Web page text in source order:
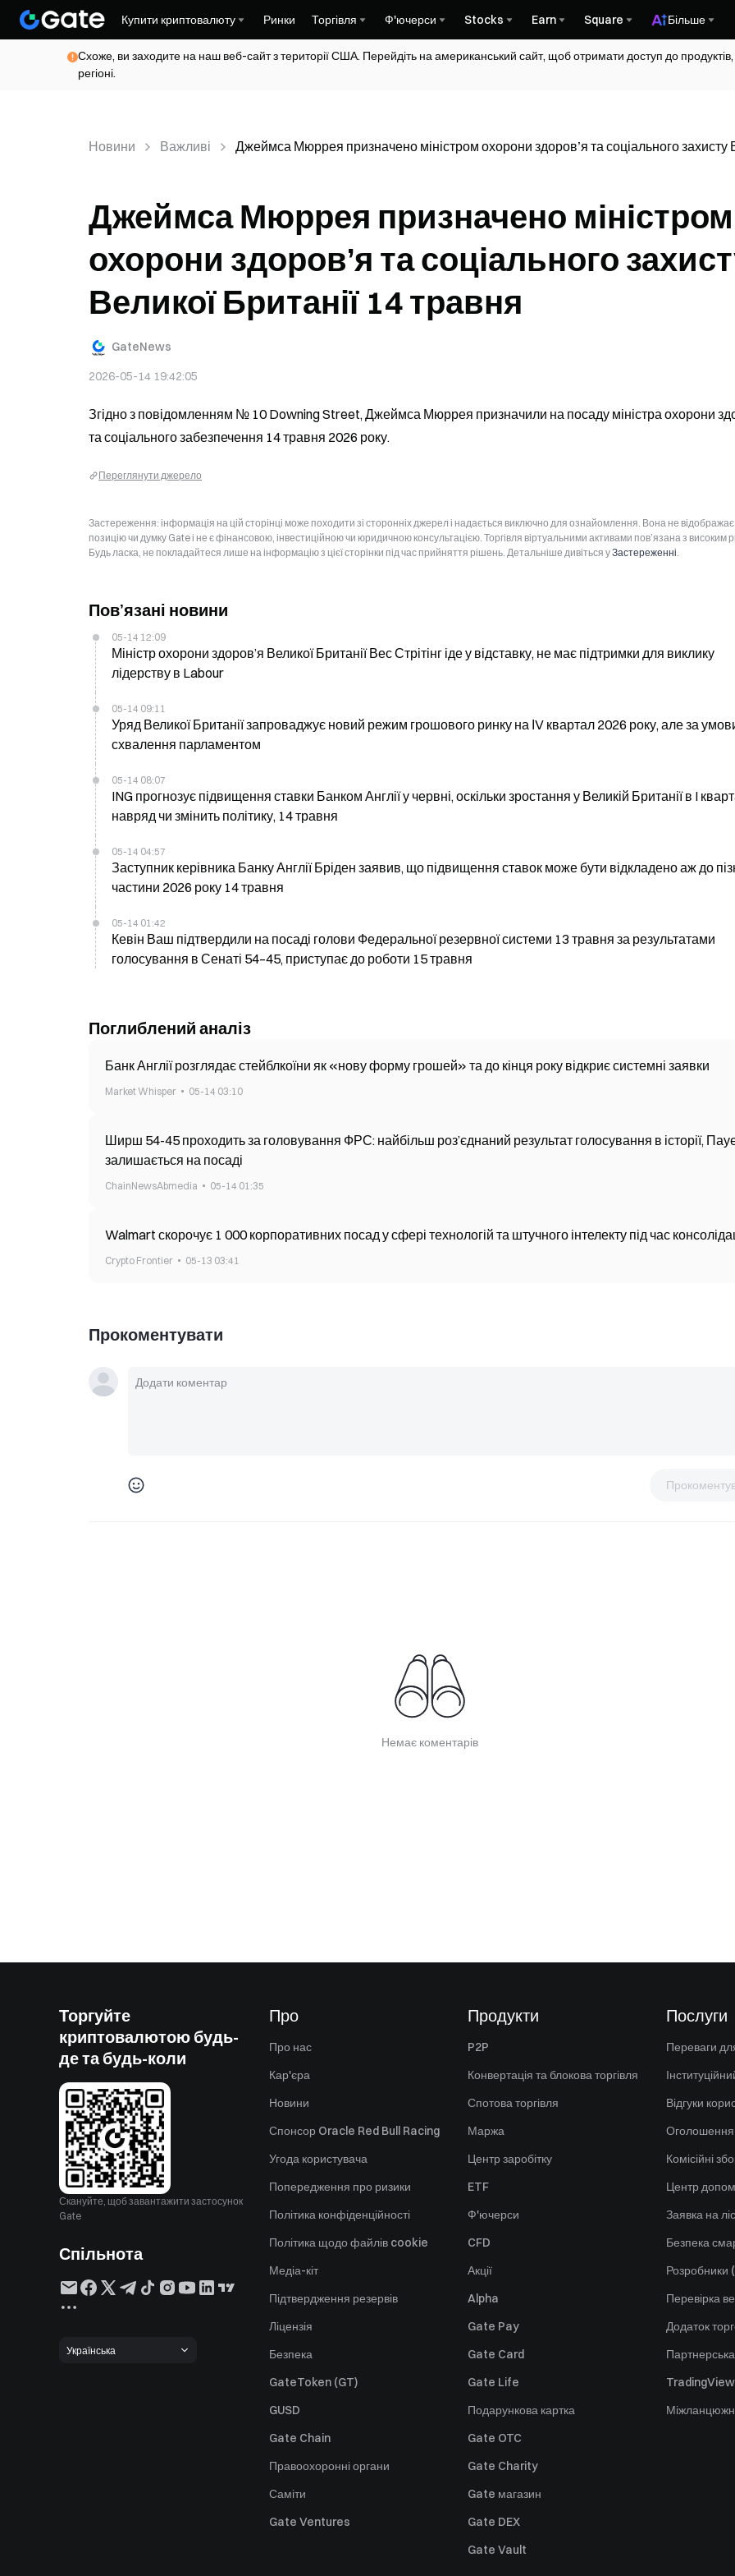
Купити криптовалюту Ринки Торгівля Ф'ючерси Stocks Earn Square Більше
Схоже, ви заходите на наш веб-сайт з території США. Перейдіть на американський сайт, щоб отримати доступ до
регіоні.
Новини Важливі Джеймса Мюррея призначено міністром охорони здоров’я та соціального захисту
Джеймса Мюррея призначено міністром
охорони здоров’я та соціального
Великої Британії 14 травня
GateNews
2026-05-14 19:42:05
Згідно з повідомленням № 10 Downing Street, Джеймса Мюррея призначили на посаду міністра охорони
та соціального забезпечення 14 травня 2026 року.
Переглянути джерело
Застереження: інформація на цій сторінці може походити зі сторонніх джерел і надається виключно для ознайомлення. Вона не відображає
позицію чи думку Gate і не є фінансовою, інвестиційною чи юридичною консультацією. Торгівля віртуальними активами пов’язана з високим
Будь ласка, не покладайтеся лише на інформацію з цієї сторінки під час прийняття рішень. Детальніше дивіться уЗастереженні.
Пов’язані новини
05-14 12:09
Міністр охорони здоров’я Великої Британії Вес Стрітінг іде у відставку, не має підтримки для виклику
лідерству в Labour
05-14 09:11
Уряд Великої Британії запроваджує новий режим грошового ринку на ІV квартал 2026 року, але за
схвалення парламентом
05-14 08:07
ING прогнозує підвищення ставки Банком Англії у червні, оскільки зростання у Великій Британії в I
навряд чи змінить політику, 14 травня
05-14 04:57
Заступник керівника Банку Англії Бріден заявив, що підвищення ставок може бути відкладено аж до
частини 2026 року 14 травня
05-14 01:42
Кевін Ваш підтвердили на посаді голови Федеральної резервної системи 13 травня за результатами
голосування в Сенаті 54–45, приступає до роботи 15 травня
Поглиблений аналіз
Банк Англії розглядає стейблкоїни як «нову форму грошей» та до кінця року відкриє системні заявки
Market Whisper 05-14 03:10
Ширш 54-45 проходить за головування ФРС: найбільш роз’єднаний результат голосування в історії,
залишається на посаді
ChainNewsAbmedia 05-14 01:35
Walmart скорочує 1 000 корпоративних посад у сфері технологій та штучного інтелекту під час
Crypto Frontier 05-13 03:41
Прокоментувати
Немає коментарів
Торгуйте
криптовалютою будь-
де та будь-коли
Скануйте, щоб завантажити застосунок
Gate
Спільнота
Українська
Про
Про нас
Кар'єра
Новини
Спонсор Oracle Red Bull Racing
Угода користувача
Попередження про ризики
Політика конфіденційності
Політика щодо файлів cookie
Медіа-кіт
Підтвердження резервів
Ліцензія
Безпека
GateToken (GT)
GUSD
Gate Chain
Правоохоронні органи
Саміти
Gate Ventures
Продукти
P2P
Конвертація та блокова торгівля
Спотова торгівля
Маржа
Центр заробітку
ETF
Ф'ючерси
CFD
Акції
Alpha
Gate Pay
Gate Card
Gate Life
Подарункова картка
Gate OTC
Gate Charity
Gate магазин
Gate DEX
Gate Vault
Послуги
Переваги
Відгуки
Оголошення
Комісійні
Центр
Заявка на
Безпека
Розробники
Перевірка
Додаток
TradingView